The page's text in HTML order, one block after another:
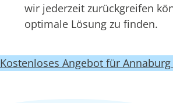
wir jederzeit zurückgreifen
optimale Lösung zu finden.
Kostenloses Angebot für